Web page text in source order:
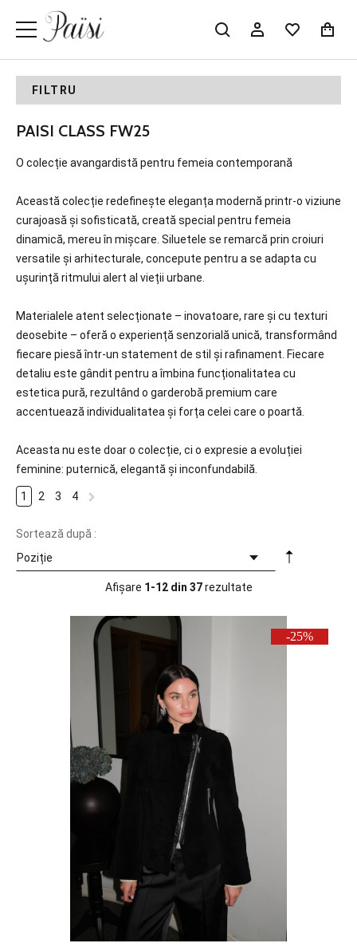
FILTRU
PAISI CLASS FW25
O colecție avangardistă pentru femeia contemporană
Această colecție redefinește eleganța modernă printr-o viziune
curajoasă și sofisticată, creată special pentru femeia
dinamică, mereu în mișcare. Siluetele se remarcă prin croiuri
versatile și arhitecturale, concepute pentru a se adapta cu
ușurință ritmului alert al vieții urbane.
Materialele atent selecționate – inovatoare, rare și cu texturi
deosebite – oferă o experiență senzorială unică, transformând
fiecare piesă într-un statement de stil și rafinament. Fiecare
detaliu este gândit pentru a îmbina funcționalitatea cu
estetica pură, rezultând o garderobă premium care
accentuează individualitatea și forța celei care o poartă.
Aceasta nu este doar o colecție, ci o expresie a evoluției
feminine: puternică, elegantă și inconfundabilă.
1 2 3 4
Sortează după :
Afișare 1-12 din 37rezultate
-25%